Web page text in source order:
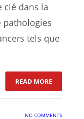
clé dans la
pathologies
tels que
READ MORE:
NO COMMENTS